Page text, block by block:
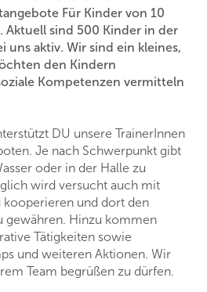
Für Kinder von 10
Aktuell sind 500 Kinder in der
uns aktiv. Wir sind ein kleines,
den Kindern
Kompetenzen vermitteln
DU unsere TrainerInnen
Je nach Schwerpunkt gibt
oder in der Halle zu
wird versucht auch mit
kooperieren und dort den
gewähren. Hinzu kommen
Tätigkeiten sowie
und weiteren Aktionen. Wir
Team begrüßen zu dürfen.